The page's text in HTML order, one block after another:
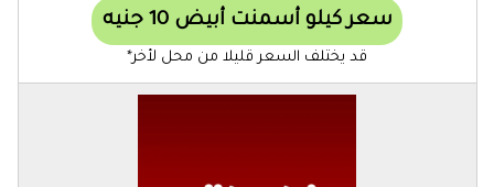
سعر كيلو أسمنت أبيض 10 جنيه
قد يختلف السعر قليلا من محل لأخر*